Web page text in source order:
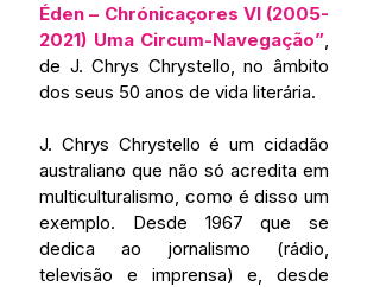
Éden – Chrónicaçores VI (2005-
2021) Uma Circum-Navegação”
de J. Chrys Chrystello, no âmbito
dos seus 50 anos de vida literária.
J. Chrys Chrystello é um cidadão
australiano que não só acredita em
multiculturalismo, como é disso um
exemplo. Desde 1967 que se
dedica ao jornalismo (rádio,
televisão e imprensa) e, desde